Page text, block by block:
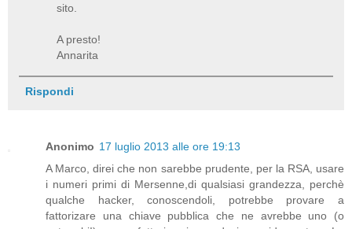
sito.
A presto!
Annarita
Rispondi
Anonimo 17 luglio 2013 alle ore 19:13
A Marco, direi che non sarebbe prudente, per la RSA, usare
i numeri primi di Mersenne,di qualsiasi grandezza, perchè
qualche hacker, conoscendoli, potrebbe provare a
fattorizare una chiave pubblica che ne avrebbe uno (o